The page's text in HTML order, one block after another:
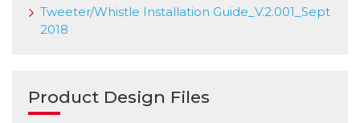
Tweeter/Whistle Installation Guide_V.2.001_Sept
2018
Product Design Files